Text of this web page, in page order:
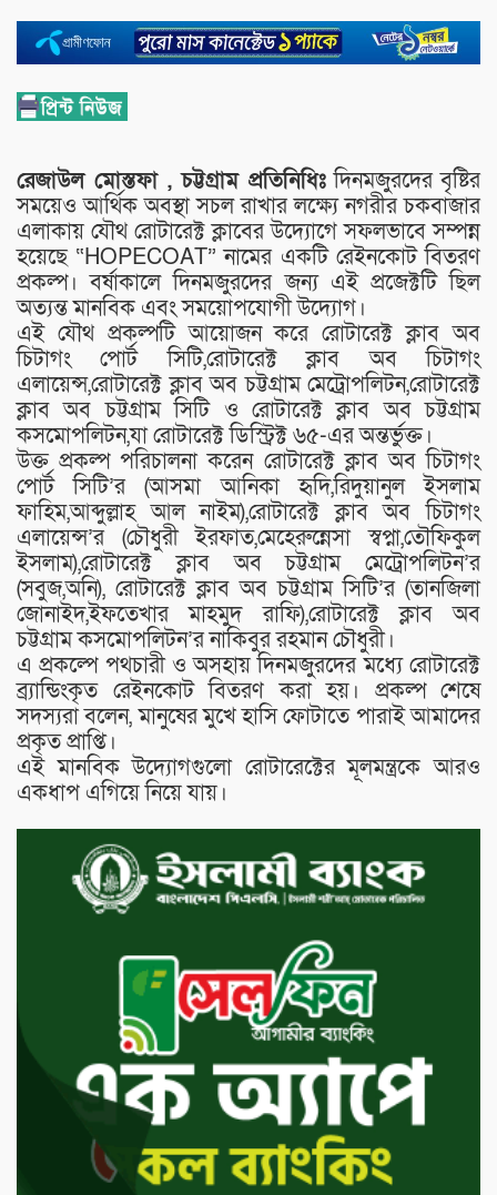
রেজাউল মোস্তফা , চট্টগ্রাম প্রতিনিধিঃ দিনমজুরদের বৃষ্টির
সময়েও আর্থিক অবস্থা সচল রাখার লক্ষ্যে নগরীর চকবাজার
এলাকায় যৌথ রোটারেক্ট ক্লাবের উদ্যোগে সফলভাবে সম্পন্ন
হয়েছে “HOPECOAT” নামের একটি রেইনকোট বিতরণ
প্রকল্প। বর্ষাকালে দিনমজুরদের জন্য এই প্রজেক্টটি ছিল
অত্যন্ত মানবিক এবং সময়োপযোগী উদ্যোগ।
এই যৌথ প্রকল্পটি আয়োজন করে রোটারেক্ট ক্লাব অব
চিটাগং পোর্ট সিটি,রোটারেক্ট ক্লাব অব চিটাগং
এলায়েন্স,রোটারেক্ট ক্লাব অব চট্টগ্রাম মেট্রোপলিটন,রোটারেক্ট
ক্লাব অব চট্টগ্রাম সিটি ও রোটারেক্ট ক্লাব অব চট্টগ্রাম
কসমোপলিটন,যা রোটারেক্ট ডিস্ট্রিক্ট ৬৫-এর অন্তর্ভুক্ত।
উক্ত প্রকল্প পরিচালনা করেন রোটারেক্ট ক্লাব অব চিটাগং
পোর্ট সিটি’র (আসমা আনিকা হৃদি,রিদুয়ানুল ইসলাম
ফাহিম,আব্দুল্লাহ আল নাইম),রোটারেক্ট ক্লাব অব চিটাগং
এলায়েন্স’র (চৌধুরী ইরফাত,মেহেরুন্নেসা স্বপ্না,তৌফিকুল
ইসলাম),রোটারেক্ট ক্লাব অব চট্টগ্রাম মেট্রোপলিটন’র
(সবুজ,অনি), রোটারেক্ট ক্লাব অব চট্টগ্রাম সিটি’র (তানজিলা
জোনাইদ,ইফতেখার মাহমুদ রাফি),রোটারেক্ট ক্লাব অব
চট্টগ্রাম কসমোপলিটন’র নাকিবুর রহমান চৌধুরী।
এ প্রকল্পে পথচারী ও অসহায় দিনমজুরদের মধ্যে রোটারেক্ট
ব্র্যান্ডিংকৃত রেইনকোট বিতরণ করা হয়। প্রকল্প শেষে
সদস্যরা বলেন, মানুষের মুখে হাসি ফোটাতে পারাই আমাদের
প্রকৃত প্রাপ্তি।
এই মানবিক উদ্যোগগুলো রোটারেক্টের মূলমন্ত্রকে আরও
একধাপ এগিয়ে নিয়ে যায়।